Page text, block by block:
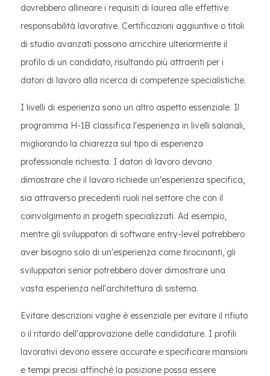
dovrebbero allineare i requisiti di laurea alle effettive
responsabilità lavorative. Certificazioni aggiuntive o titoli
di studio avanzati possono arricchire ulteriormente il
profilo di un candidato, risultando più attraenti per i
datori di lavoro alla ricerca di competenze specialistiche.
I livelli di esperienza sono un altro aspetto essenziale. Il
programma H-1B classifica l'esperienza in livelli salariali,
migliorando la chiarezza sul tipo di esperienza
professionale richiesta. I datori di lavoro devono
dimostrare che il lavoro richiede un'esperienza specifica,
sia attraverso precedenti ruoli nel settore che con il
coinvolgimento in progetti specializzati. Ad esempio,
mentre gli sviluppatori di software entry-level potrebbero
aver bisogno solo di un'esperienza come tirocinanti, gli
sviluppatori senior potrebbero dover dimostrare una
vasta esperienza nell'architettura di sistema.
Evitare descrizioni vaghe è essenziale per evitare il rifiuto
o il ritardo dell'approvazione delle candidature. I profili
lavorativi devono essere accurate e specificare mansioni
e tempi precisi affinché la posizione possa essere